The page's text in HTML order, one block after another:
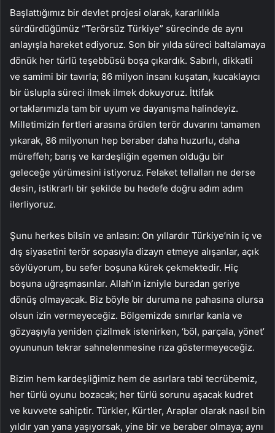
Başlattığımız bir devlet projesi olarak, kararlılıkla
sürdürdüğümüz “Terörsüz Türkiye” sürecinde de aynı
anlayışla hareket ediyoruz. Son bir yılda süreci baltalamaya
dönük her türlü teşebbüsü boşa çıkardık. Sabırlı, dikkatli
ve samimi bir tavırla; 86 milyon insanı kuşatan, kucaklayıcı
bir üslupla süreci ilmek ilmek dokuyoruz. İttifak
ortaklarımızla tam bir uyum ve dayanışma halindeyiz.
Milletimizin fertleri arasına örülen terör duvarını tamamen
yıkarak, 86 milyonun hep beraber daha huzurlu, daha
müreffeh; barış ve kardeşliğin egemen olduğu bir
geleceğe yürümesini istiyoruz. Felaket tellalları ne derse
desin, istikrarlı bir şekilde bu hedefe doğru adım adım
ilerliyoruz.
Şunu herkes bilsin ve anlasın: On yıllardır Türkiye’nin iç ve
dış siyasetini terör sopasıyla dizayn etmeye alışanlar, açık
söylüyorum, bu sefer boşuna kürek çekmektedir. Hiç
boşuna uğraşmasınlar. Allah’ın izniyle buradan geriye
dönüş olmayacak. Biz böyle bir duruma ne pahasına olursa
olsun izin vermeyeceğiz. Bölgemizde sınırlar kanla ve
gözyaşıyla yeniden çizilmek istenirken, ‘böl, parçala, yönet’
oyununun tekrar sahnelenmesine rıza göstermeyeceğiz.
Bizim hem kardeşliğimiz hem de asırlara tabi tecrübemiz,
her türlü oyunu bozacak; her türlü sorunu aşacak kudret
ve kuvvete sahiptir. Türkler, Kürtler, Araplar olarak nasıl bin
yıldır yan yana yaşıyorsak, yine bir ve beraber olmaya; aynı